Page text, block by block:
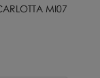
MI07